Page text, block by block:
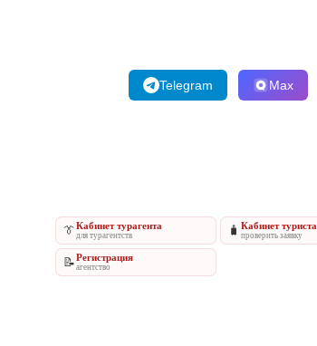
Telegram Max
👔Кабинет турагента
для турагентств 🧳 Кабинет туриста
проверить заявку
📝Регистрация
агентство